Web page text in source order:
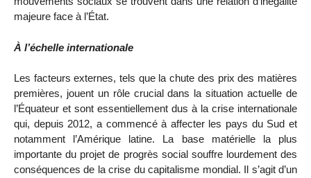
majeure face à l’État.
À l’échelle internationale
Les facteurs externes, tels que la chute des prix des matières
premières, jouent un rôle crucial dans la situation actuelle de
l’Équateur et sont essentiellement dus à la crise internationale
qui, depuis 2012, a commencé à affecter les pays du Sud et
notamment l’Amérique latine. La base matérielle la plus
importante du projet de progrès social souffre lourdement des
conséquences de la crise du capitalisme mondial. Il s’agit d’un